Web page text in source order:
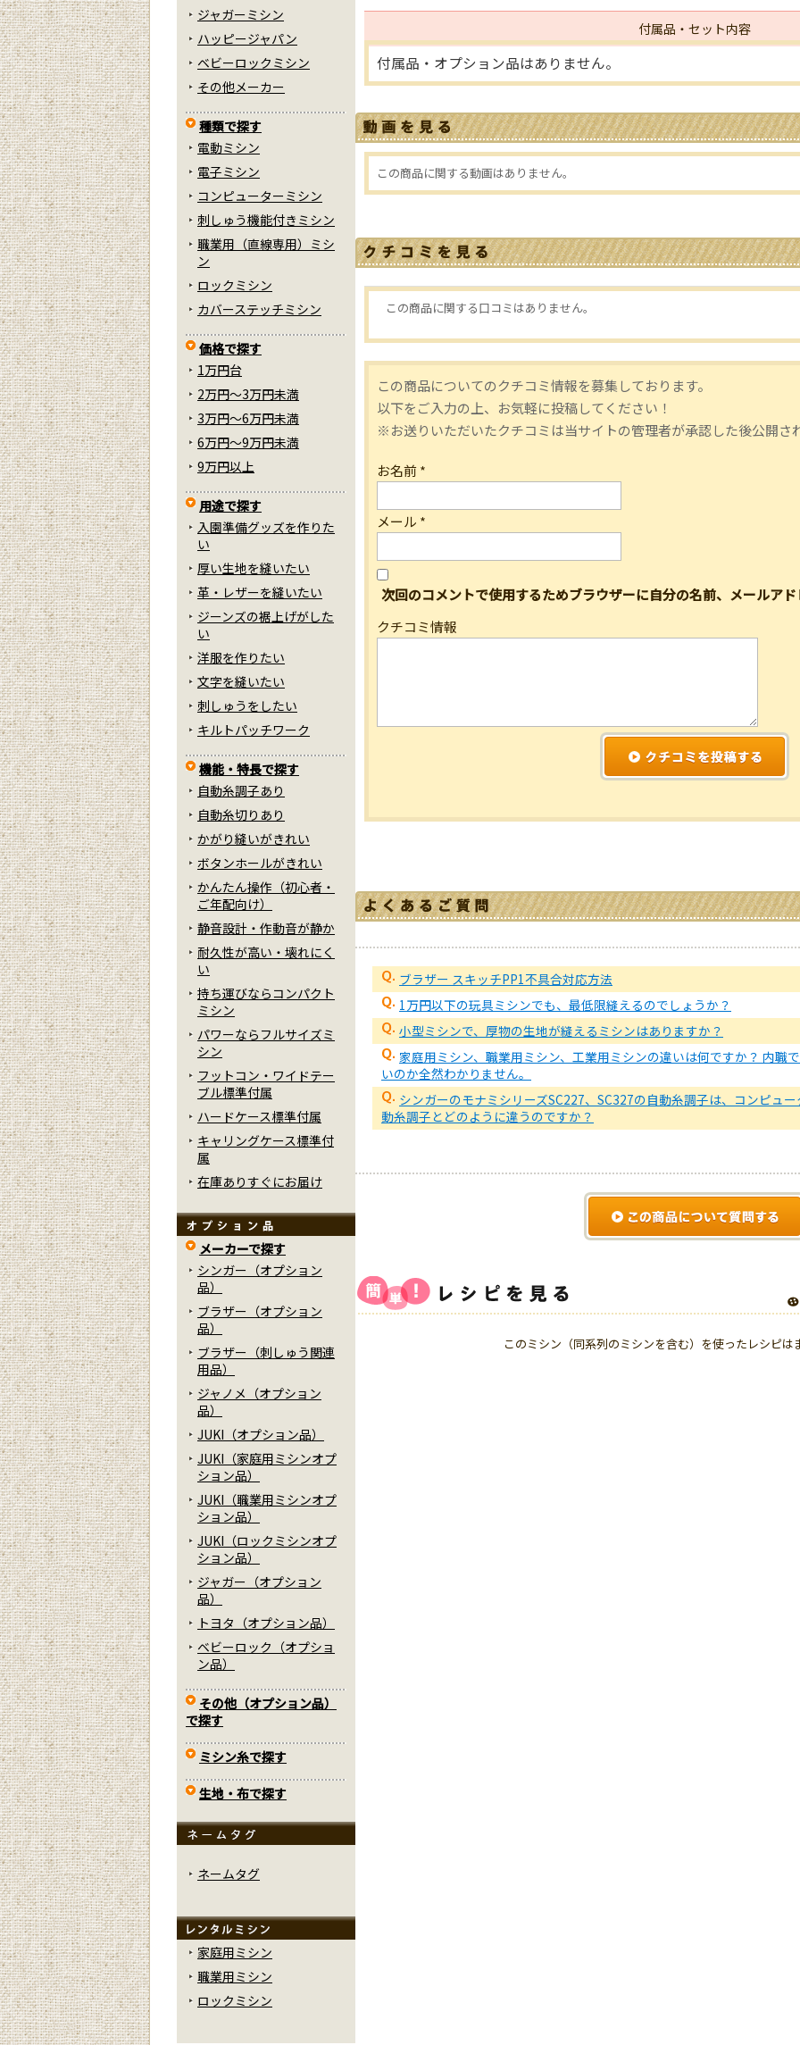
付属品・セット内容
付属品・オプション品はありません。
この商品に関する動画はありません。
この商品に関する口コミはありません。
この商品についてのクチコミ情報を募集しております。
以下をご入力の上、お気軽に投稿してください！
※お送りいただいたクチコミは当サイトの管理者が承認した後公開さ
お名前*
メール *
次回のコメントで使用するためブラウザーに自分の名前、メールア
クチコミ情報
ブラザー スキッチPP1不具合対応方法
1万円以下の玩具ミシンでも、最低限縫えるのでしょうか？
小型ミシンで、厚物の生地が縫えるミシンはありますか？
家庭用ミシン、職業用ミシン、工業用ミシンの違いは何ですか？ 内職
いのか全然わかりません。
シンガーのモナミシリーズSC227、SC327の自動糸調子は、コンピュ
動糸調子とどのように違うのですか？
このミシン（同系列のミシンを含む）を使ったレシピは
ジャガーミシン
ハッピージャパン
ベビーロックミシン
その他メーカー
種類で探す
電動ミシン
電子ミシン
コンピューターミシン
刺しゅう機能付きミシン
職業用（直線専用）ミシ
ン
ロックミシン
カバーステッチミシン
価格で探す
1万円台
2万円～3万円未満
3万円～6万円未満
6万円～9万円未満
9万円以上
用途で探す
入園準備グッズを作りた
い
厚い生地を縫いたい
革・レザーを縫いたい
ジーンズの裾上げがした
い
洋服を作りたい
文字を縫いたい
刺しゅうをしたい
キルトパッチワーク
機能・特長で探す
自動糸調子あり
自動糸切りあり
かがり縫いがきれい
ボタンホールがきれい
かんたん操作（初心者・
ご年配向け）
静音設計・作動音が静か
耐久性が高い・壊れにく
い
持ち運びならコンパクト
ミシン
パワーならフルサイズミ
シン
フットコン・ワイドテー
ブル標準付属
ハードケース標準付属
キャリングケース標準付
属
在庫ありすぐにお届け
メーカーで探す
シンガー（オプション
品）
ブラザー（オプション
品）
ブラザー（刺しゅう関連
用品）
ジャノメ（オプション
品）
JUKI（オプション品）
JUKI（家庭用ミシンオプ
ション品）
JUKI（職業用ミシンオプ
ション品）
JUKI（ロックミシンオプ
ション品）
ジャガー（オプション
品）
トヨタ（オプション品）
ベビーロック（オプショ
ン品）
その他（オプション品）
で探す
ミシン糸で探す
生地・布で探す
ネームタグ
家庭用ミシン
職業用ミシン
ロックミシン